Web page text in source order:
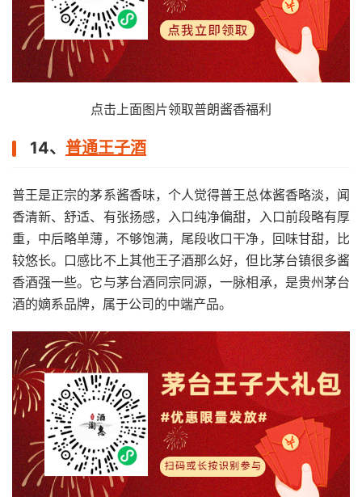
点击上面图片领取普朗酱香福利
14、 普通王子酒
普王是正宗的茅系酱香味，个人觉得普王总体酱香略淡，闻
香清新、舒适、有张扬感，入口纯净偏甜，入口前段略有厚
重，中后略单薄，不够饱满，尾段收口干净，回味甘甜，比
较悠长。口感比不上其他王子酒那么好，但比茅台镇很多酱
香酒强一些。它与茅台酒同宗同源，一脉相承，是贵州茅台
酒的嫡系品牌，属于公司的中端产品。